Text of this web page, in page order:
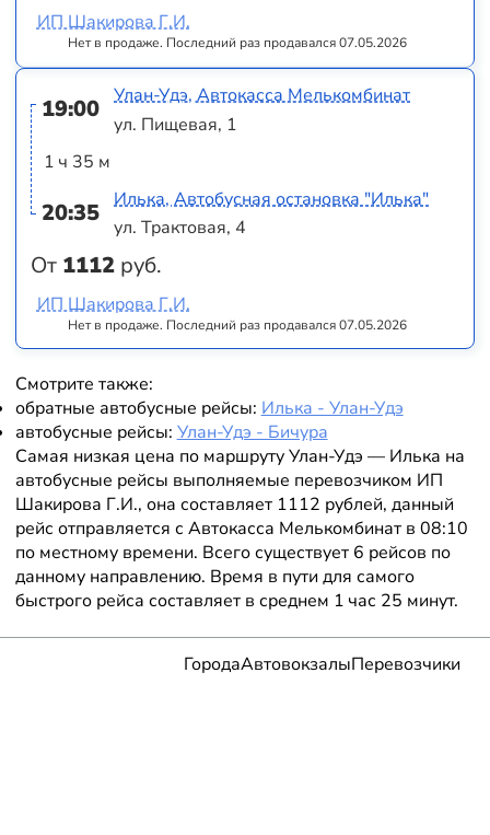
Нет в продаже. Последний раз продавался 07.05.2026
ИП Шакирова Г.И.
19:00
1 ч 35 м
20:35
От 1112 руб.
Улан-Удэ, Автокасса Мелькомбинат
ул. Пищевая, 1
Илька, Автобусная остановка "Илька"
ул. Трактовая, 4
Нет в продаже. Последний раз продавался 07.05.2026
ИП Шакирова Г.И.
Смотрите также:
обратные автобусные рейсы: Илька - Улан-Удэ
автобусные рейсы: Улан-Удэ - Бичура
Самая низкая цена по маршруту Улан-Удэ — Илька на
автобусные рейсы выполняемые перевозчиком ИП
Шакирова Г.И., она составляет 1112 рублей, данный
рейс отправляется с Автокасса Мелькомбинат в 08:10
по местному времени. Всего существует 6 рейсов по
данному направлению. Время в пути для самого
быстрого рейса составляет в среднем 1 час 25 минут.
ГородаАвтовокзалыПеревозчики